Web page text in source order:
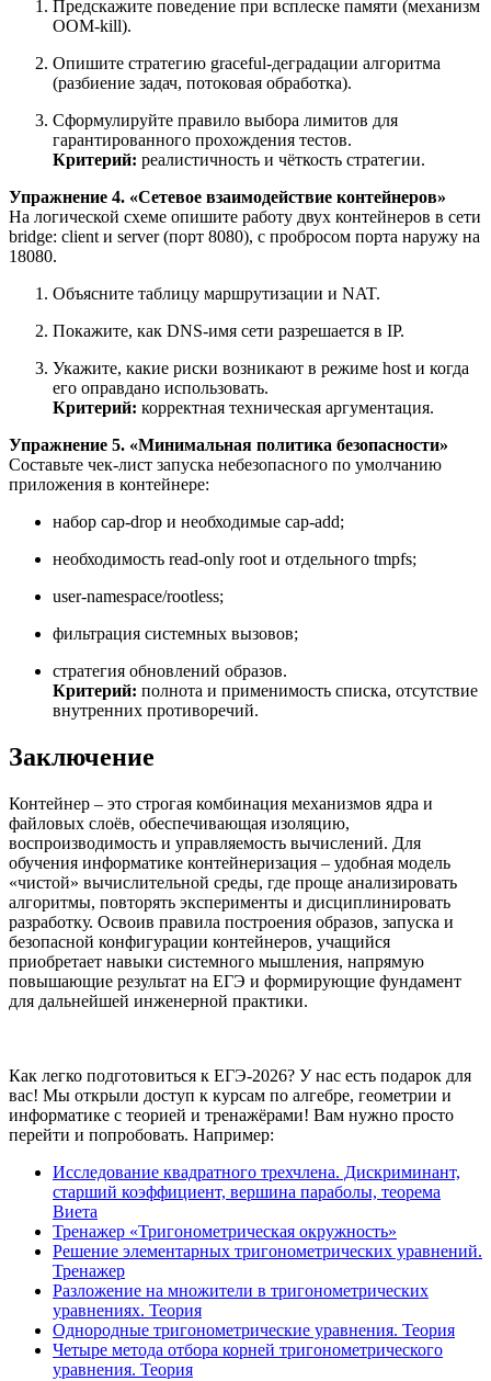
Предскажите поведение при всплеске памяти (механизм
OOM-kill).
Опишите стратегию graceful-деградации алгоритма
(разбиение задач, потоковая обработка).
Сформулируйте правило выбора лимитов для
гарантированного прохождения тестов.
Критерий: реалистичность и чёткость стратегии.
Упражнение 4. «Сетевое взаимодействие контейнеров»
На логической схеме опишите работу двух контейнеров в сети
bridge: client и server (порт 8080), с пробросом порта наружу на
18080.
Объясните таблицу маршрутизации и NAT.
Покажите, как DNS-имя сети разрешается в IP.
Укажите, какие риски возникают в режиме host и когда
его оправдано использовать.
Критерий: корректная техническая аргументация.
Упражнение 5. «Минимальная политика безопасности»
Составьте чек-лист запуска небезопасного по умолчанию
приложения в контейнере:
набор cap-drop и необходимые cap-add;
необходимость read-only root и отдельного tmpfs;
user-namespace/rootless;
фильтрация системных вызовов;
стратегия обновлений образов.
Критерий: полнота и применимость списка, отсутствие
внутренних противоречий.
Заключение
Контейнер – это строгая комбинация механизмов ядра и
файловых слоёв, обеспечивающая изоляцию,
воспроизводимость и управляемость вычислений. Для
обучения информатике контейнеризация – удобная модель
«чистой» вычислительной среды, где проще анализировать
алгоритмы, повторять эксперименты и дисциплинировать
разработку. Освоив правила построения образов, запуска и
безопасной конфигурации контейнеров, учащийся
приобретает навыки системного мышления, напрямую
повышающие результат на ЕГЭ и формирующие фундамент
для дальнейшей инженерной практики.
Как легко подготовиться к ЕГЭ-2026? У нас есть подарок для
вас! Мы открыли доступ к курсам по алгебре, геометрии и
информатике с теорией и тренажёрами! Вам нужно просто
перейти и попробовать. Например:
Исследование квадратного трехчлена. Дискриминант,
старший коэффициент, вершина параболы, теорема
Виета
Тренажер «Тригонометрическая окружность»
Решение элементарных тригонометрических уравнений.
Тренажер
Разложение на множители в тригонометрических
уравнениях. Теория
Однородные тригонометрические уравнения. Теория
Четыре метода отбора корней тригонометрического
уравнения. Теория